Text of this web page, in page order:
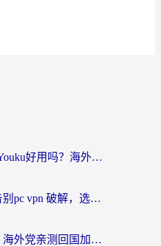
ChickCN和Unblock Youku好用吗？海外党亲测3款回国加速器，附iOS免费选择指南
海外党避坑指南：告别pc vpn 破解，选对回国加速器轻松访问国内资源
穿梭和海龟哪个好？海外党亲测回国加速器，附电脑免费VPN推荐